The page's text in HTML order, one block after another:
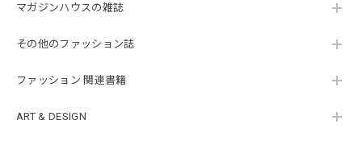
マガジンハウスの雑誌
その他のファッション誌
ファッション 関連書籍
ART & DESIGN